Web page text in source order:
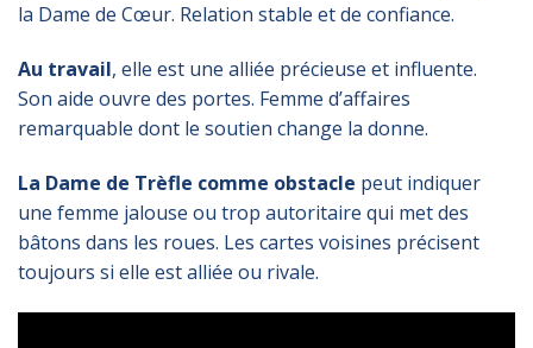
la Dame de Cœur. Relation stable et de confiance.
Au travail, elle est une alliée précieuse et influente.
Son aide ouvre des portes. Femme d’affaires
remarquable dont le soutien change la donne.
La Dame de Trèfle comme obstacle peut indiquer
une femme jalouse ou trop autoritaire qui met des
bâtons dans les roues. Les cartes voisines précisent
toujours si elle est alliée ou rivale.